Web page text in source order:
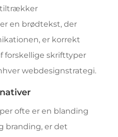
tiltrækker
en brødtekst, der
er korrekt
forskellige skrifttyper
webdesignstrategi.
ofte er en blanding
branding, er det